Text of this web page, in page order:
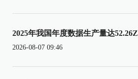
2025年我国年度数据生产量达
2026-08-07 09:46